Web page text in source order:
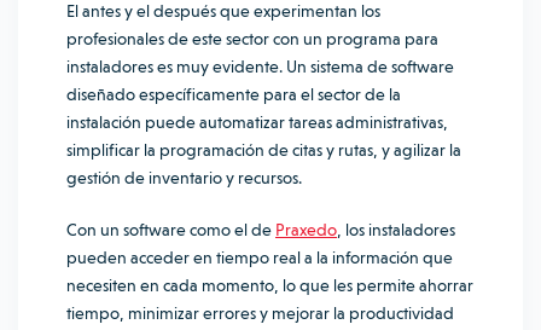
El antes y el después que experimentan los
profesionales de este sector con un programa para
instaladores es muy evidente. Un sistema de software
diseñado específicamente para el sector de la
instalación puede automatizar tareas administrativas,
simplificar la programación de citas y rutas, y agilizar la
gestión de inventario y recursos.
Con un software como el de Praxedo , los instaladores
pueden acceder en tiempo real a la información que
necesiten en cada momento, lo que les permite ahorrar
tiempo, minimizar errores y mejorar la productividad